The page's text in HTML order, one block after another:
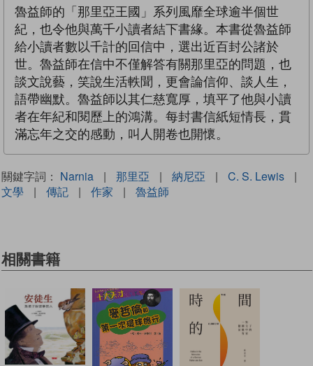
魯益師的「那里亞王國」系列風靡全球逾半個世
紀，也令他與萬千小讀者結下書緣。本書從魯益師
給小讀者數以千計的回信中，選出近百封公諸於
世。魯益師在信中不僅解答有關那里亞的問題，也
談文說藝，笑說生活軼聞，更會論信仰、談人生，
語帶幽默。魯益師以其仁慈寬厚，填平了他與小讀
者在年紀和閱歷上的鴻溝。每封書信紙短情長，貫
滿忘年之交的感動，叫人開卷也開懷。
關鍵字詞： Narnia | 那里亞 | 納尼亞 | C. S. Lewis
|
文學
| 傳記 | 作家 | 魯益師
相關書籍